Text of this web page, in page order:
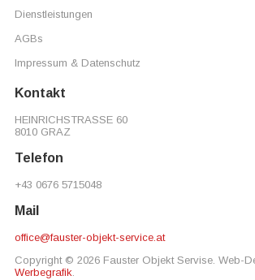
Dienstleistungen
AGBs
Impressum & Datenschutz
Kontakt
HEINRICHSTRASSE 60
8010 GRAZ
Telefon
+43 0676 5715048
Mail
office@fauster-objekt-service.at
Copyright © 2026 Fauster Objekt Servise. Web-
Werbegrafik.